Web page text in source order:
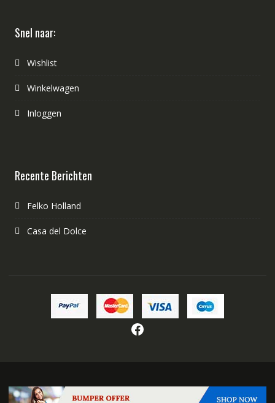
Snel naar:
Wishlist
Winkelwagen
Inloggen
Recente Berichten
Felko Holland
Casa del Dolce
Facebook